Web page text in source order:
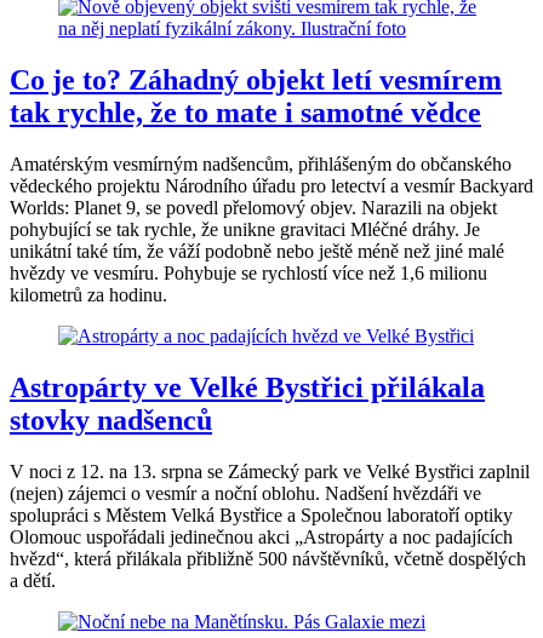
Co je to? Záhadný objekt letí vesmírem
tak rychle, že to mate i samotné vědce
Amatérským vesmírným nadšencům, přihlášeným do občanského
vědeckého projektu Národního úřadu pro letectví a vesmír Backyard
Worlds: Planet 9, se povedl přelomový objev. Narazili na objekt
pohybující se tak rychle, že unikne gravitaci Mléčné dráhy. Je
unikátní také tím, že váží podobně nebo ještě méně než jiné malé
hvězdy ve vesmíru. Pohybuje se rychlostí více než 1,6 milionu
kilometrů za hodinu.
Astropárty ve Velké Bystřici přilákala
stovky nadšenců
V noci z 12. na 13. srpna se Zámecký park ve Velké Bystřici zaplnil
(nejen) zájemci o vesmír a noční oblohu. Nadšení hvězdáři ve
spolupráci s Městem Velká Bystřice a Společnou laboratoří optiky
Olomouc uspořádali jedinečnou akci „Astropárty a noc padajících
hvězd“, která přilákala přibližně 500 návštěvníků, včetně dospělých
a dětí.